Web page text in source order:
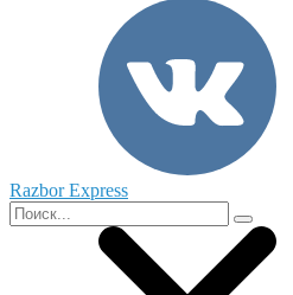
Razbor Express